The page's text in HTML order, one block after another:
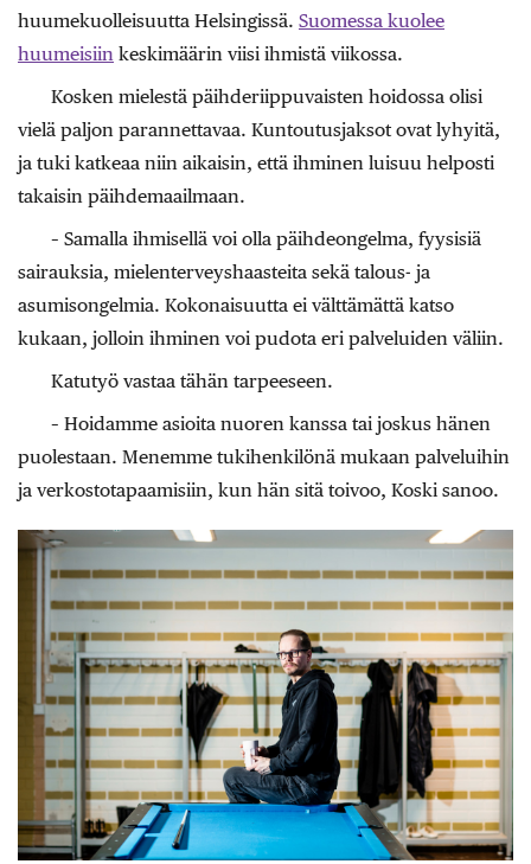
huumekuolleisuutta Helsingissä. Suomessa kuolee
huumeisiin keskimäärin viisi ihmistä viikossa.
Kosken mielestä päihderiippuvaisten hoidossa olisi
vielä paljon parannettavaa. Kuntoutusjaksot ovat lyhyitä,
ja tuki katkeaa niin aikaisin, että ihminen luisuu helposti
takaisin päihdemaailmaan.
– Samalla ihmisellä voi olla päihdeongelma, fyysisiä
sairauksia, mielenterveyshaasteita sekä talous- ja
asumisongelmia. Kokonaisuutta ei välttämättä katso
kukaan, jolloin ihminen voi pudota eri palveluiden väliin.
Katutyö vastaa tähän tarpeeseen.
– Hoidamme asioita nuoren kanssa tai joskus hänen
puolestaan. Menemme tukihenkilönä mukaan palveluihin
ja verkostotapaamisiin, kun hän sitä toivoo, Koski sanoo.